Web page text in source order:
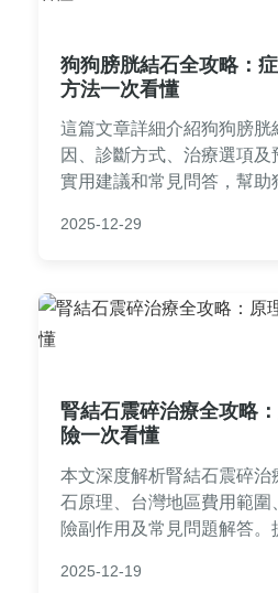
狗狗膀胱結石全攻略：
方法一次看懂
這篇文章詳細介紹狗狗膀胱
因、診斷方式、治療選項
實用建議和常見問答，幫助
擇，提供完整指南。
2025-12-29
腎結石震碎治療全攻略
險一次看懂
本文深度解析腎結石震碎治
石原理、台灣地區費用範圍
險副作用及常見問題解答。
策。內容基於醫療知識和真
2025-12-19